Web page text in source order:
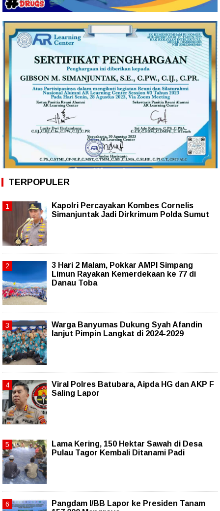
TERPOPULER
Kapolri Percayakan Kombes Cornelis
Simanjuntak Jadi Dirkrimum Polda Sumut
3 Hari 2 Malam, Pokkar AMPI Simpang
Limun Rayakan Kemerdekaan ke 77 di
Danau Toba
Warga Banyumas Dukung Syah Afandin
lanjut Pimpin Langkat di 2024-2029
Viral Polres Batubara, Aipda HG dan AKP F
Saling Lapor
Lama Kering, 150 Hektar Sawah di Desa
Pulau Tagor Kembali Ditanami Padi
Pangdam I/BB Lapor ke Presiden Tanam